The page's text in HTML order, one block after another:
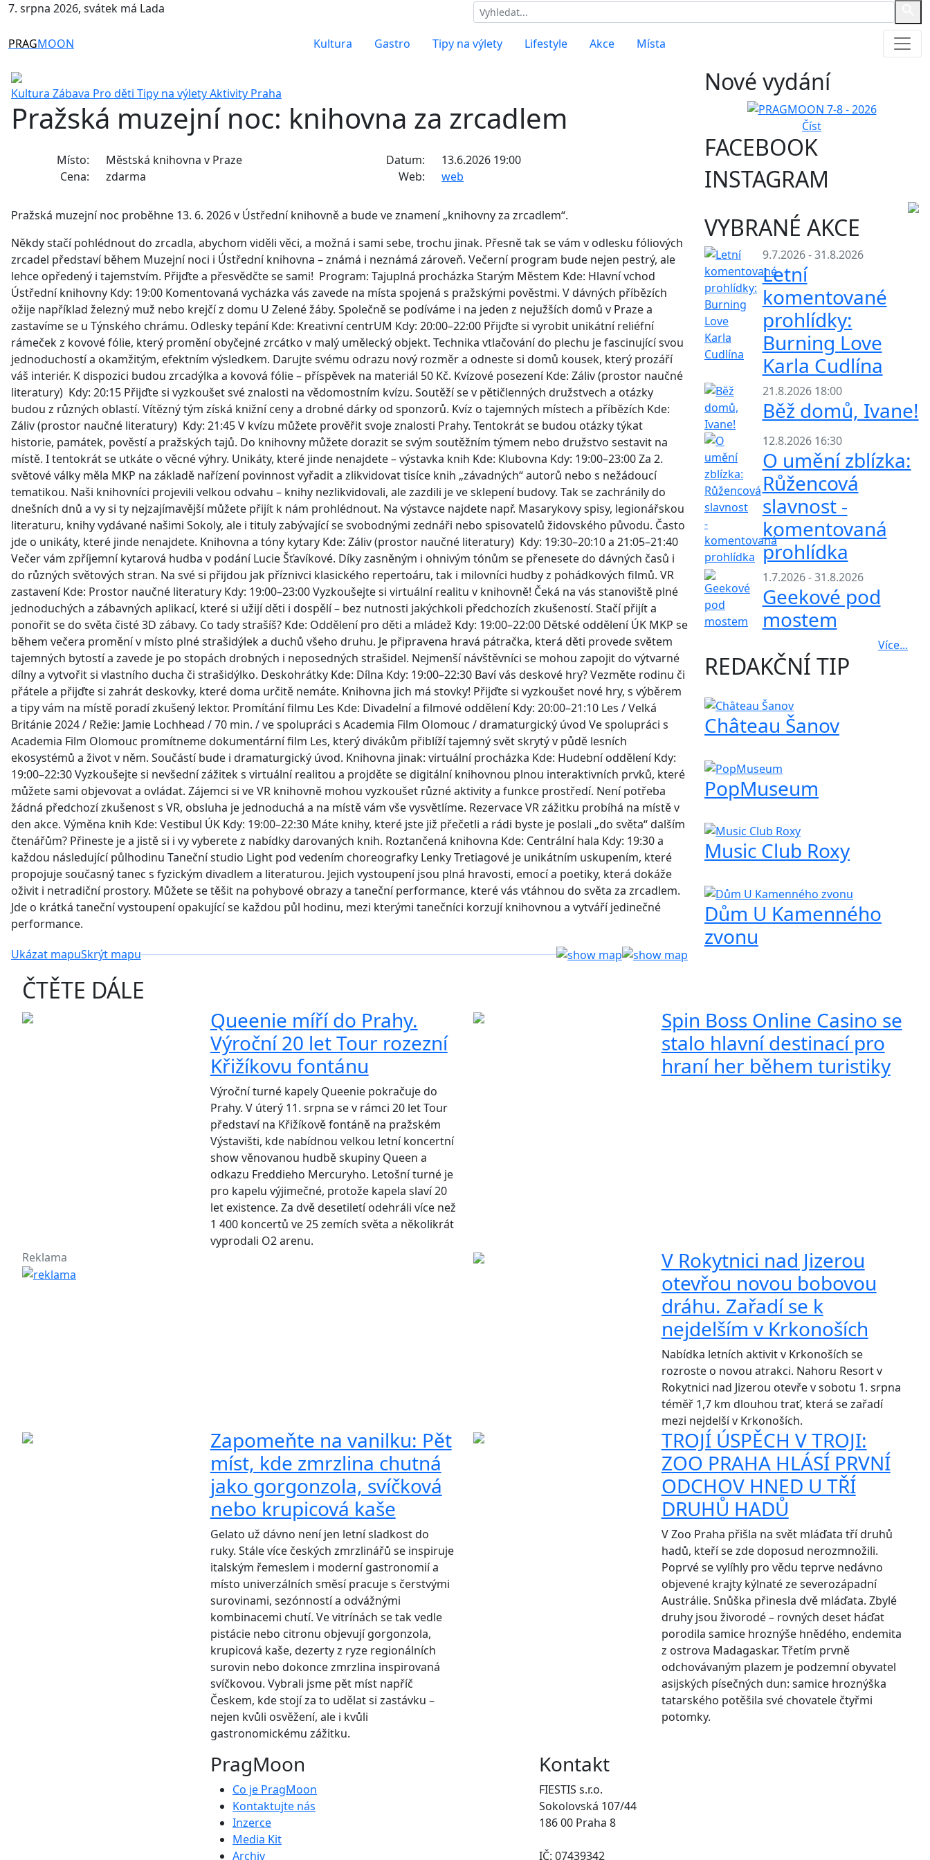
7. srpna 2026, svátek má Lada
PRAGMOON Kultura Gastro Tipy na výlety Lifestyle Akce Místa
Kultura Zábava Pro děti Tipy na výletyAktivity Praha
Pražská muzejní noc: knihovna za zrcadlem
Místo: Městská knihovna v Praze Datum:
13.6.2026 19:00
Cena:
zdarma Web: web
Pražská muzejní noc proběhne 13. 6. 2026 v Ústřední knihovně a bude ve znamení „knihovny za zrcadlem“.
Někdy stačí pohlédnout do zrcadla, abychom viděli věci, a možná i sami sebe, trochu jinak. Přesně tak se vám v odlesku fóliových
zrcadel představí během Muzejní noci i Ústřední knihovna – známá i neznámá zároveň. Večerní program bude nejen pestrý, ale
lehce opředený i tajemstvím. Přijďte a přesvědčte se sami! Program: Tajuplná procházka Starým Městem Kde: Hlavní vchod
Ústřední knihovny Kdy: 19:00 Komentovaná vycházka vás zavede na místa spojená s pražskými pověstmi. V dávných příbězích
ožije například železný muž nebo krejčí z domu U Zelené žáby. Společně se podíváme i na jeden z nejužších domů v Praze a
zastavíme se u Týnského chrámu. Odlesky tepání Kde: Kreativní centrUM Kdy: 20:00–22:00 Přijďte si vyrobit unikátní reliéfní
rámeček z kovové fólie, který promění obyčejné zrcátko v malý umělecký objekt. Technika vtlačování do plechu je fascinující svou
jednoduchostí a okamžitým, efektním výsledkem. Darujte svému odrazu nový rozměr a odneste si domů kousek, který prozáří
váš interiér. K dispozici budou zrcadýlka a kovová fólie – příspěvek na materiál 50 Kč. Kvízové posezení Kde: Záliv (prostor naučné
literatury) Kdy: 20:15 Přijďte si vyzkoušet své znalosti na vědomostním kvízu. Soutěží se v pětičlenných družstvech a otázky
budou z různých oblastí. Vítězný tým získá knižní ceny a drobné dárky od sponzorů. Kvíz o tajemných místech a příbězích Kde:
Záliv (prostor naučné literatury) Kdy: 21:45 V kvízu můžete prověřit svoje znalosti Prahy. Tentokrát se budou otázky týkat
historie, památek, pověstí a pražských tajů. Do knihovny můžete dorazit se svým soutěžním týmem nebo družstvo sestavit na
místě. I tentokrát se utkáte o věcné výhry. Unikáty, které jinde nenajdete – výstavka knih Kde: Klubovna Kdy: 19:00–23:00 Za 2.
světové války měla MKP na základě nařízení povinnost vyřadit a zlikvidovat tisíce knih „závadných“ autorů nebo s nežádoucí
tematikou. Naši knihovníci projevili velkou odvahu – knihy nezlikvidovali, ale zazdili je ve sklepení budovy. Tak se zachránily do
dnešních dnů a vy si ty nejzajímavější můžete přijít k nám prohlédnout. Na výstavce najdete např. Masarykovy spisy, legionářskou
literaturu, knihy vydávané našimi Sokoly, ale i tituly zabývající se svobodnými zednáři nebo spisovatelů židovského původu. Často
jde o unikáty, které jinde nenajdete. Knihovna a tóny kytary Kde: Záliv (prostor naučné literatury) Kdy: 19:30–20:10 a 21:05–21:40
Večer vám zpříjemní kytarová hudba v podání Lucie Šťavíkové. Díky zasněným i ohnivým tónům se přenesete do dávných časů i
do různých světových stran. Na své si přijdou jak příznivci klasického repertoáru, tak i milovníci hudby z pohádkových filmů. VR
zastavení Kde: Prostor naučné literatury Kdy: 19:00–23:00 Vyzkoušejte si virtuální realitu v knihovně! Čeká na vás stanoviště plné
jednoduchých a zábavných aplikací, které si užijí děti i dospělí – bez nutnosti jakýchkoli předchozích zkušeností. Stačí přijít a
ponořit se do světa čisté 3D zábavy. Co tady strašíš? Kde: Oddělení pro děti a mládež Kdy: 19:00–22:00 Dětské oddělení ÚK MKP se
během večera promění v místo plné strašidýlek a duchů všeho druhu. Je připravena hravá pátračka, která děti provede světem
tajemných bytostí a zavede je po stopách drobných i neposedných strašidel. Nejmenší návštěvníci se mohou zapojit do výtvarné
dílny a vytvořit si vlastního ducha či strašidýlko. Deskohrátky Kde: Dílna Kdy: 19:00–22:30 Baví vás deskové hry? Vezměte rodinu či
přátele a přijďte si zahrát deskovky, které doma určitě nemáte. Knihovna jich má stovky! Přijďte si vyzkoušet nové hry, s výběrem
a tipy vám na místě poradí zkušený lektor. Promítání filmu Les Kde: Divadelní a filmové oddělení Kdy: 20:00–21:10 Les / Velká
Británie 2024 / Režie: Jamie Lochhead / 70 min. / ve spolupráci s Academia Film Olomouc / dramaturgický úvod Ve spolupráci s
Academia Film Olomouc promítneme dokumentární film Les, který divákům přiblíží tajemný svět skrytý v půdě lesních
ekosystémů a život v něm. Součástí bude i dramaturgický úvod. Knihovna jinak: virtuální procházka Kde: Hudební oddělení Kdy:
19:00–22:30 Vyzkoušejte si nevšední zážitek s virtuální realitou a projděte se digitální knihovnou plnou interaktivních prvků, které
můžete sami objevovat a ovládat. Zájemci si ve VR knihovně mohou vyzkoušet různé aktivity a funkce prostředí. Není potřeba
žádná předchozí zkušenost s VR, obsluha je jednoduchá a na místě vám vše vysvětlíme. Rezervace VR zážitku probíhá na místě v
den akce. Výměna knih Kde: Vestibul ÚK Kdy: 19:00–22:30 Máte knihy, které jste již přečetli a rádi byste je poslali „do světa“ dalším
čtenářům? Přineste je a jistě si i vy vyberete z nabídky darovaných knih. Roztančená knihovna Kde: Centrální hala Kdy: 19:30 a
každou následující půlhodinu Taneční studio Light pod vedením choreografky Lenky Tretiagové je unikátním uskupením, které
propojuje současný tanec s fyzickým divadlem a literaturou. Jejich vystoupení jsou plná hravosti, emocí a poetiky, která dokáže
oživit i netradiční prostory. Můžete se těšit na pohybové obrazy a taneční performance, které vás vtáhnou do světa za zrcadlem.
Jde o krátká taneční vystoupení opakující se každou půl hodinu, mezi kterými tanečníci korzují knihovnou a vytváří jedinečné
performance.
Ukázat mapuSkrýt mapu
Nové vydání
Číst
FACEBOOK
INSTAGRAM
VYBRANÉ AKCE
9.7.2026 - 31.8.2026
Letní
komentované
prohlídky:
Burning Love
Karla Cudlína
21.8.2026 18:00
Běž domů, Ivane!
12.8.2026 16:30
O umění zblízka:
Růžencová
slavnost -
komentovaná
prohlídka
1.7.2026 - 31.8.2026
Geekové pod
mostem
Více...
REDAKČNÍ TIP
Château Šanov
PopMuseum
Music Club Roxy
Dům U Kamenného
zvonu
ČTĚTE DÁLE
Queenie míří do Prahy.
Výroční 20 let Tour rozezní
Křižíkovu fontánu
Výroční turné kapely Queenie pokračuje do
Prahy. V úterý 11. srpna se v rámci 20 let Tour
představí na Křižíkově fontáně na pražském
Výstavišti, kde nabídnou velkou letní koncertní
show věnovanou hudbě skupiny Queen a
odkazu Freddieho Mercuryho. Letošní turné je
pro kapelu výjimečné, protože kapela slaví 20
let existence. Za dvě desetiletí odehráli více než
1 400 koncertů ve 25 zemích světa a několikrát
vyprodali O2 arenu.
Spin Boss Online Casino se
stalo hlavní destinací pro
hraní her během turistiky
Reklama
V Rokytnici nad Jizerou
otevřou novou bobovou
dráhu. Zařadí se k
nejdelším v Krkonoších
Nabídka letních aktivit v Krkonoších se
rozroste o novou atrakci. Nahoru Resort v
Rokytnici nad Jizerou otevře v sobotu 1. srpna
téměř 1,7 km dlouhou trať, která se zařadí
mezi nejdelší v Krkonoších.
Zapomeňte na vanilku: Pět
míst, kde zmrzlina chutná
jako gorgonzola, svíčková
nebo krupicová kaše
Gelato už dávno není jen letní sladkost do
ruky. Stále více českých zmrzlinářů se inspiruje
italským řemeslem i moderní gastronomií a
místo univerzálních směsí pracuje s čerstvými
surovinami, sezónností a odvážnými
kombinacemi chutí. Ve vitrínách se tak vedle
pistácie nebo citronu objevují gorgonzola,
krupicová kaše, dezerty z ryze regionálních
surovin nebo dokonce zmrzlina inspirovaná
svíčkovou. Vybrali jsme pět míst napříč
Českem, kde stojí za to udělat si zastávku –
nejen kvůli osvěžení, ale i kvůli
gastronomickému zážitku.
TROJÍ ÚSPĚCH V TROJI:
ZOO PRAHA HLÁSÍ PRVNÍ
ODCHOV HNED U TŘÍ
DRUHŮ HADŮ
V Zoo Praha přišla na svět mláďata tří druhů
hadů, kteří se zde doposud nerozmnožili.
Poprvé se vylíhly pro vědu teprve nedávno
objevené krajty kýlnaté ze severozápadní
Austrálie. Snůška přinesla dvě mláďata. Zbylé
druhy jsou živorodé – rovných deset háďat
porodila samice hroznýše hnědého, endemita
z ostrova Madagaskar. Třetím prvně
odchovávaným plazem je podzemní obyvatel
asijských písečných dun: samice hroznýška
tatarského potěšila své chovatele čtyřmi
potomky.
PragMoon
Co je PragMoon
Kontaktujte nás
Inzerce
Media Kit
Archiv
Kontakt
FIESTIS s.r.o.
Sokolovská 107/44
186 00 Praha 8
IČ: 07439342